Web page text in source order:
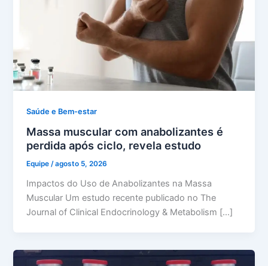
Saúde e Bem-estar
Massa muscular com anabolizantes é
perdida após ciclo, revela estudo
Equipe/agosto 5, 2026
Impactos do Uso de Anabolizantes na Massa
Muscular Um estudo recente publicado no The
Journal of Clinical Endocrinology & Metabolism […]